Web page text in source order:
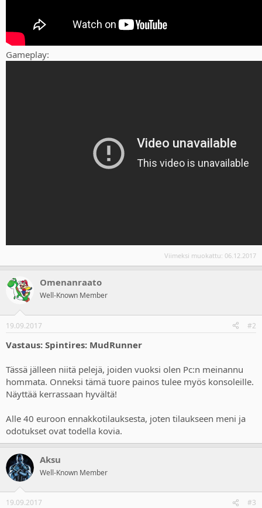
Gameplay:
Viimeksi muokattu: 06.12.2017
Omenanraato
Well-Known Member
19.09.2017 #2
Vastaus: Spintires: MudRunner
Tässä jälleen niitä pelejä, joiden vuoksi olen Pc:n meinannu
hommata. Onneksi tämä tuore painos tulee myös konsoleille.
Näyttää kerrassaan hyvältä!
Alle 40 euroon ennakkotilauksesta, joten tilaukseen meni ja
odotukset ovat todella kovia.
Aksu
Well-Known Member
19.09.2017 #3